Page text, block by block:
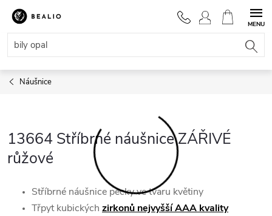
Přejít
obsah
NÁKUPNÍ
KOŠÍK
Náušnice
13664 Stříbrné náušnice ZÁŘIVÉ
růžové
Stříbrné náušnice pecky ve tvaru květiny
Třpyt kubických zirkonů nejvyšší AAA kvality